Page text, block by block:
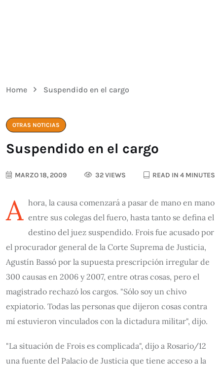
Home Suspendido en el cargo
OTRAS NOTICIAS
Suspendido en el cargo
MARZO 18, 2009 32 VIEWS READ IN 4 MINUTES
A hora, la causa comenzará a pasar de mano en mano
entre sus colegas del fuero, hasta tanto se defina el
destino del juez suspendido. Frois fue acusado por
el procurador general de la Corte Suprema de Justicia,
Agustín Bassó por la supuesta prescripción irregular de
300 causas en 2006 y 2007, entre otras cosas, pero el
magistrado rechazó los cargos. "Sólo soy un chivo
expiatorio. Todas las personas que dijeron cosas contra
mí estuvieron vinculados con la dictadura militar", dijo.
"La situación de Frois es complicada", dijo a Rosario/12
una fuente del Palacio de Justicia que tiene acceso a la